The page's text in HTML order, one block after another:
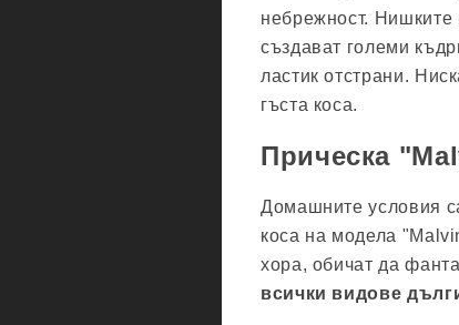
небрежност. Нишките
създават големи
ластик отстрани.
гъста коса.
Прическа
Домашните условия
коса на модела
хора, обичат да
всички видове